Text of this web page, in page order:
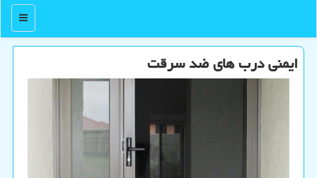
منو
ایمنی درب های ضد سرقت